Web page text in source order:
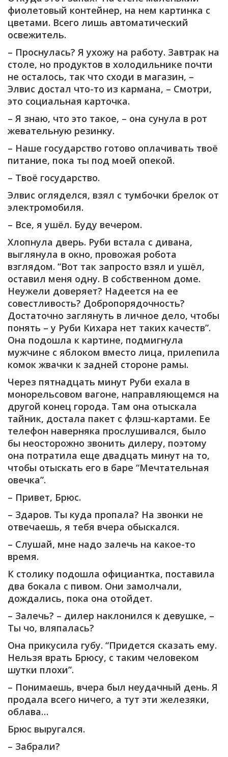
фиолетовый контейнер, на нем картинка с
цветами. Всего лишь автоматический
освежитель.
– Проснулась? Я ухожу на работу. Завтрак на
столе, но продуктов в холодильнике почти
не осталось, так что сходи в магазин, –
Элвис достал что-то из кармана, – Смотри,
это социальная карточка.
– Я знаю, что это такое, – она сунула в рот
жевательную резинку.
– Наше государство готово оплачивать твоё
питание, пока ты под моей опекой.
– Твоё государство.
Элвис огляделся, взял с тумбочки брелок от
электромобиля.
– Все, я ушёл. Буду вечером.
Хлопнула дверь. Руби встала с дивана,
выглянула в окно, провожая робота
взглядом. “Вот так запросто взял и ушёл,
оставил меня одну. В собственном доме.
Неужели доверяет? Надеется на ее
совестливость? Добропорядочность?
Достаточно заглянуть в личное дело, чтобы
понять – у Руби Кихара нет таких качеств”.
Она подошла к картине, подмигнула
мужчине с яблоком вместо лица, прилепила
комок жвачки к задней стороне рамы.
Через пятнадцать минут Руби ехала в
монорельсовом вагоне, направляющемся на
другой конец города. Там она отыскала
тайник, достала пакет с флэш-картами. Ее
телефон наверняка прослушивался, было
бы неосторожно звонить дилеру, поэтому
она потратила еще двадцать минут на то,
чтобы отыскать его в баре “Мечтательная
овечка”.
– Привет, Брюс.
– Здаров. Ты куда пропала? На звонки не
отвечаешь, я тебя вчера обыскался.
– Слушай, мне надо залечь на какое-то
время.
К столику подошла официантка, поставила
два бокала с пивом. Они замолчали,
дождались, пока она отойдет.
– Залечь? – дилер наклонился к девушке, –
Ты чо, вляпалась?
Она прикусила губу. “Придется сказать ему.
Нельзя врать Брюсу, с таким человеком
шутки плохи”.
– Понимаешь, вчера был неудачный день. Я
продала всего ничего, а тут эти железяки,
облава…
Брюс выругался.
– Забрали?